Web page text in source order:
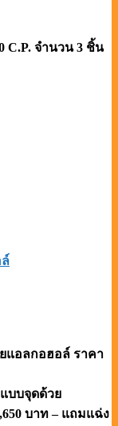
C.P. จำนวน 3 ชิ้น
ล์
แอลกอฮอล์ ราคา
แบบจุดด้วย
บาท – แถมแฉ่ง